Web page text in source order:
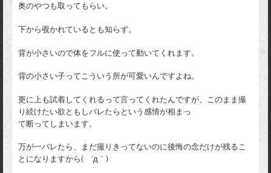
奥のやつも取ってもらい。
下から覗かれているとも知らず。
背が小さいので体をフルに使って動いてくれます。
背の小さい子ってこういう所が可愛いんですよね。
更に上も試着してくれるって言ってくれたんですが、このまま撮
り続けたい欲ともしバレたらという感情が相まっ
て断ってしまいます。
万が一バレたら、まだ撮りきってないのに後悔の念だけが残るこ
とになりますから( ´д｀)